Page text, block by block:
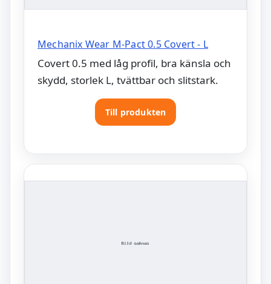
Mechanix Wear M-Pact 0.5 Covert - L
Covert 0.5 med låg profil, bra känsla och
skydd, storlek L, tvättbar och slitstark.
Till produkten